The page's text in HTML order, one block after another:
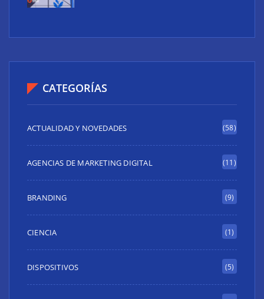
CATEGORÍAS
ACTUALIDAD Y NOVEDADES (58)
AGENCIAS DE MARKETING DIGITAL (11)
BRANDING (9)
CIENCIA (1)
DISPOSITIVOS (5)